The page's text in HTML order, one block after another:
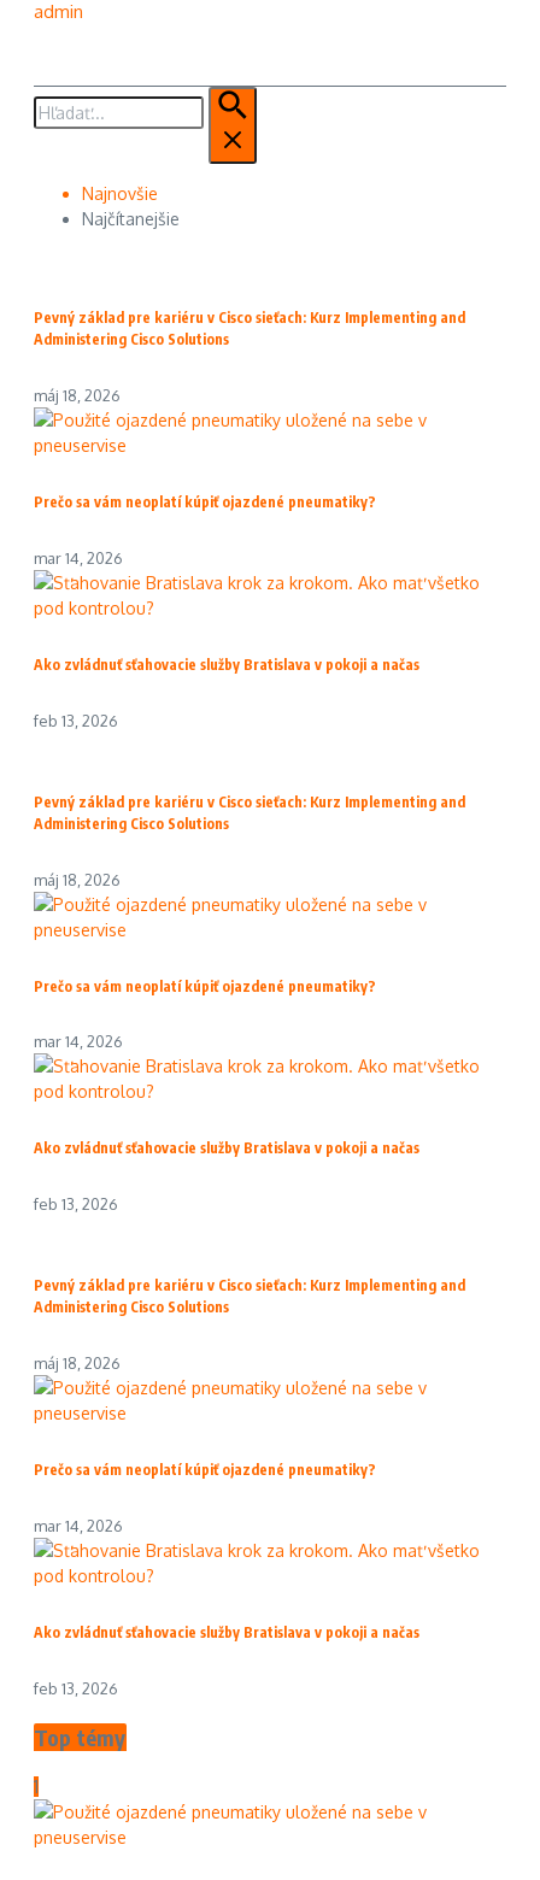
admin
Hľadať:
Najnovšie
Najčítanejšie
Pevný základ pre kariéru v Cisco sieťach: Kurz Implementing and
Administering Cisco Solutions
máj 18, 2026
Prečo sa vám neoplatí kúpiť ojazdené pneumatiky?
mar 14, 2026
Ako zvládnuť sťahovacie služby Bratislava v pokoji a načas
feb 13, 2026
Pevný základ pre kariéru v Cisco sieťach: Kurz Implementing and
Administering Cisco Solutions
máj 18, 2026
Prečo sa vám neoplatí kúpiť ojazdené pneumatiky?
mar 14, 2026
Ako zvládnuť sťahovacie služby Bratislava v pokoji a načas
feb 13, 2026
Pevný základ pre kariéru v Cisco sieťach: Kurz Implementing and
Administering Cisco Solutions
máj 18, 2026
Prečo sa vám neoplatí kúpiť ojazdené pneumatiky?
mar 14, 2026
Ako zvládnuť sťahovacie služby Bratislava v pokoji a načas
feb 13, 2026
Top témy
1